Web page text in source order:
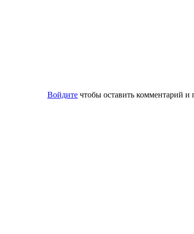
Войдите чтобы оставить комментарий и